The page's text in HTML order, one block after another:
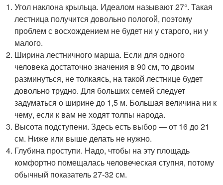
Угол наклона крыльца. Идеалом называют 27°. Такая
лестница получится довольно пологой, поэтому
проблем с восхождением не будет ни у старого, ни у
малого.
Ширина лестничного марша. Если для одного
человека достаточно значения в 90 см, то двоим
разминуться, не толкаясь, на такой лестнице будет
довольно трудно. Для больших семей следует
задуматься о ширине до 1,5 м. Большая величина ни к
чему, если к вам не ходят толпы народа.
Высота подступени. Здесь есть выбор — от 16 до 21
см. Ниже или выше делать не нужно.
Глубина проступи. Надо, чтобы на эту площадь
комфортно помещалась человеческая ступня, потому
обычный показатель 27-32 см.